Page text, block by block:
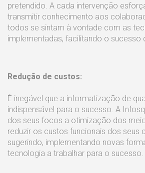
pretendido. A cada intervenção
transmitir conhecimento aos
todos se sintam à vontade com as
implementadas, facilitando o sucesso
Redução de custos:
É inegável que a informatização de
indispensável para o sucesso. A
dos seus focos a otimização dos
reduzir os custos funcionais dos seus
sugerindo, implementando novas
tecnologia a trabalhar para o sucesso.